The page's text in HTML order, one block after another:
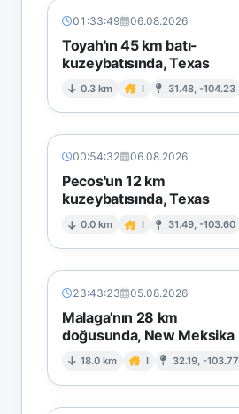
01:33:49 06.08.2026
Toyah'ın 45 km batı-
kuzeybatısında, Texas
0.3 km I 31.48, -104.23
00:54:32 06.08.2026
Pecos'un 12 km
kuzeybatısında, Texas
0.0 km I 31.49, -103.60
23:43:23 05.08.2026
Malaga'nın 28 km
doğusunda, New Meksika
18.0 km I 32.19, -103.77